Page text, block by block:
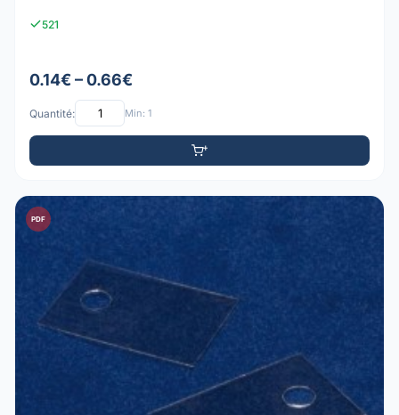
521
0.14€ – 0.66€
Quantité: Min: 1
PDF